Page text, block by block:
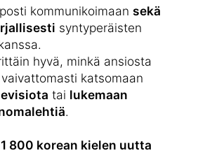
kommunikoimaan sekä
syntyperäisten
hyvä, minkä ansiosta
katsomaan
tai lukemaan
.
800 korean kielen uutta